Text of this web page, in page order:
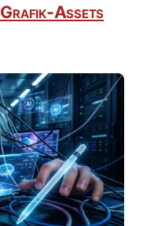
Assets